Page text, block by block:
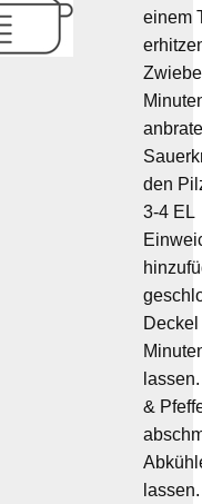
einem
den
3-4 EL
&
lassen.